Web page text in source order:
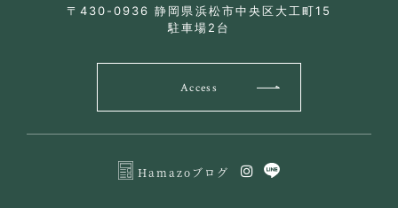
〒430-0936 静岡県浜松市中央区大工町15
駐車場2台
Access
Hamazoブログ